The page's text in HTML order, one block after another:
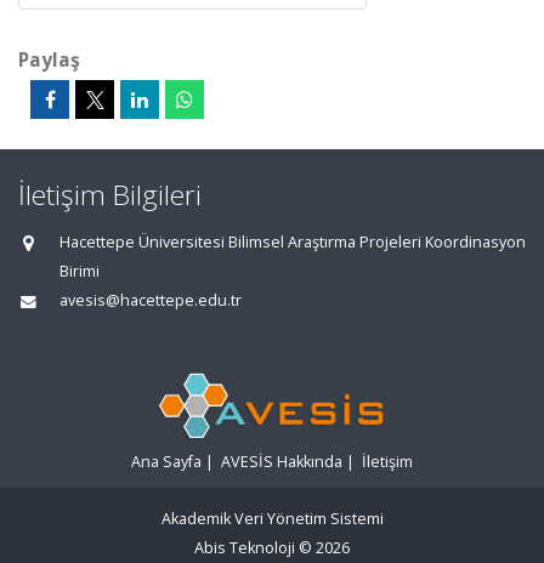
Paylaş
İletişim Bilgileri
Hacettepe Üniversitesi Bilimsel Araştırma Projeleri Koordinasyon
Birimi
avesis@hacettepe.edu.tr
Ana Sayfa | AVESİS Hakkında | İletişim
Akademik Veri Yönetim Sistemi
Abis Teknoloji © 2026